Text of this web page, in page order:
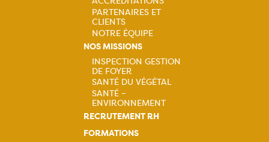
PARTENAIRES ET
CLIENTS
NOTRE ÉQUIPE
NOS MISSIONS
Navigation
principale
INSPECTION GESTION
DE FOYER
SANTÉ DU VÉGÉTAL
SANTÉ –
ENVIRONNEMENT
RECRUTEMENT RH
FORMATIONS